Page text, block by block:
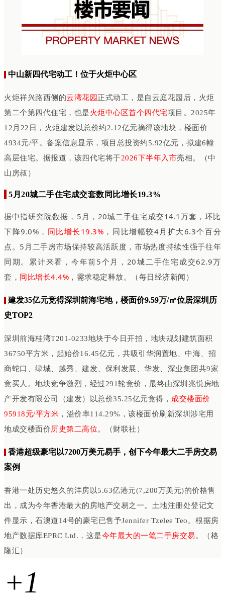
中山新四代宅动工！位于火炬中心区
火炬祥兴路西侧的云湾花园 正式动工，是自云庭花园后，火炬
第二个第四代住宅，也是火炬中心区首个四代宅项目。2025年
12月22日，火炬建发以总价约2.12亿元摘得该地块，楼面价
4934元/平。备案信息显示，项目总投资约5.92亿元，拟建6幢
高层住宅。据报道，该四代宅将于2026下半年入市亮相。（中
山房叔）
5月20城二手住宅成交套数同比增长19.3%
据中指研究院数据，5月，20城二手住宅成交14.1万套，环比
下降9.0%， 同比增长19.3% ，同比增幅较4月扩大6.3个百分
点。5月二手房市场保持较高活跃度，市场热度持续性强于往年
同期。累计来看，今年前5个月，20城二手住宅成交62.9万
套， 同比增长4.4% ，需求稳定释放。（每日经济新闻）
建发35亿元竞得深圳前海宅地，楼面价9.59万/㎡位居深圳历
史TOP2
深圳前海桂湾T201-0233地块于今日开拍，地块规划建筑面积
36750平方米，起始价16.45亿元，共吸引华润置地、中海、招
商蛇口、绿城、越秀、建发、保利发展、华发、深业集团共9家
竞买人。地块竞争激烈，经过291轮竞价，最终由深圳兆悦房地
产开发有限公司（建发）以总价35.25亿元竞得， 成交楼面价
95918元/平方米 ，溢价率114.29%，该楼面价刷新深圳涉宅用
地成交楼面价历史第二高位。（财联社）
香港超级豪宅以7200万美元易手，创下今年最大二手房交易
案例
香港一处历史悠久的洋房以5.63亿港元(7,200万美元)的价格售
出，成为今年香港最大的房地产交易之一。土地注册处登记文
件显示，石澳道14号的豪宅已售予Jennifer Tzelee Teo。根据房
地产数据库EPRC Ltd.，这是今年最大的一笔二手房交易 。（格
隆汇）
+1